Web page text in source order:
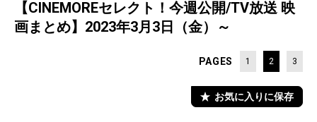
【CINEMOREセレクト！今週公開/TV放送 映
画まとめ】2023年3月3日（金）～
PAGES 1 2 3
お気に入りに保存